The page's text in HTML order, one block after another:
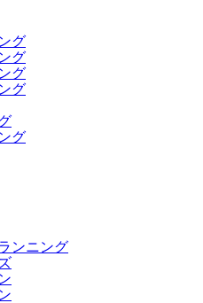
グ
グ
グ
グ
グ
ンニング